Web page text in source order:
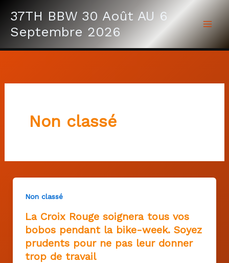
contenu
37TH BBW 30 Août AU 6
Septembre 2026
Non classé
Non classé
La Croix Rouge soignera tous vos
bobos pendant la bike-week. Soyez
prudents pour ne pas leur donner
trop de travail